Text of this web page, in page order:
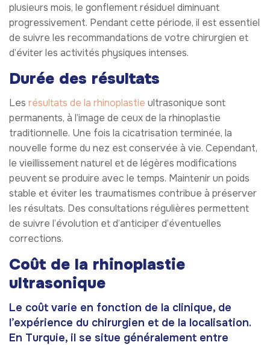
plusieurs mois, le gonflement résiduel diminuant
progressivement. Pendant cette période, il est essentiel
de suivre les recommandations de votre chirurgien et
d’éviter les activités physiques intenses.
Durée des résultats
Les résultats de la rhinoplastie ultrasonique sont
permanents, à l’image de ceux de la rhinoplastie
traditionnelle. Une fois la cicatrisation terminée, la
nouvelle forme du nez est conservée à vie. Cependant,
le vieillissement naturel et de légères modifications
peuvent se produire avec le temps. Maintenir un poids
stable et éviter les traumatismes contribue à préserver
les résultats. Des consultations régulières permettent
de suivre l’évolution et d’anticiper d’éventuelles
corrections.
Coût de la rhinoplastie
ultrasonique
Le coût varie en fonction de la clinique, de
l’expérience du chirurgien et de la localisation.
En Turquie, il se situe généralement entre